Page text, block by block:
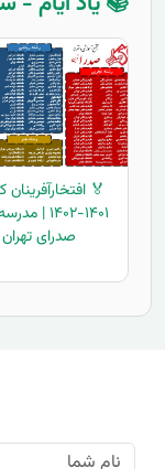
🏅 افتخارآفرینان
۱۴۰۱-۱۴۰۲ |
صدرای